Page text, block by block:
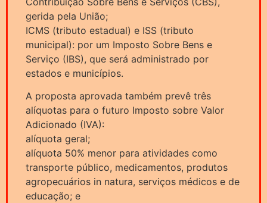
gerida pela União;
ICMS (tributo estadual) e ISS (tributo
municipal): por um Imposto Sobre Bens e
Serviço (IBS), que será administrado por
estados e municípios.
A proposta aprovada também prevê três
alíquotas para o futuro Imposto sobre Valor
Adicionado (IVA):
alíquota geral;
alíquota 50% menor para atividades como
transporte público, medicamentos, produtos
agropecuários in natura, serviços médicos e de
educação; e